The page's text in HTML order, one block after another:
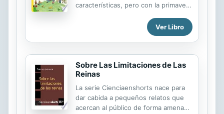
características, pero con la primavera
a doble página, están llenas de
personajes, detalles, situaciones y
escenarios relacionados con esta
estación del año. El hecho de que no
haya texto facilita que tanto
prelectores como primeros lectores
puedan disfrutar de las múltiples
historias que, a través de los dibujos,
va narrando el libro.
Ver Libro
Sobre Las Limitaciones de Las
Reinas
La serie Cienciaenshorts nace para
dar cabida a pequeños relatos que
acercan al público de forma amena